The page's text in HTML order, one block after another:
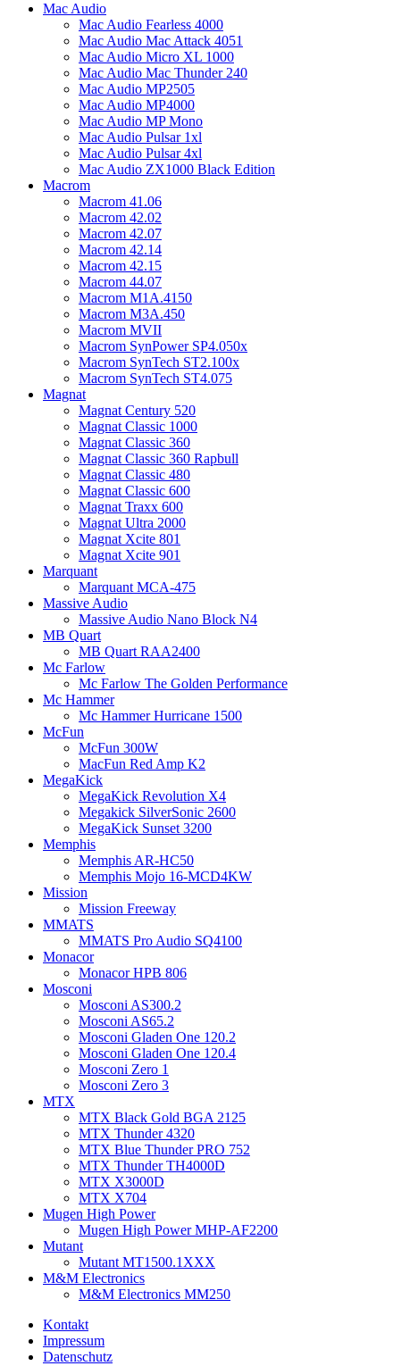
Mac Audio
Mac Audio Fearless 4000
Mac Audio Mac Attack 4051
Mac Audio Micro XL 1000
Mac Audio Mac Thunder 240
Mac Audio MP2505
Mac Audio MP4000
Mac Audio MP Mono
Mac Audio Pulsar 1xl
Mac Audio Pulsar 4xl
Mac Audio ZX1000 Black Edition
Macrom
Macrom 41.06
Macrom 42.02
Macrom 42.07
Macrom 42.14
Macrom 42.15
Macrom 44.07
Macrom M1A.4150
Macrom M3A.450
Macrom MVII
Macrom SynPower SP4.050x
Macrom SynTech ST2.100x
Macrom SynTech ST4.075
Magnat
Magnat Century 520
Magnat Classic 1000
Magnat Classic 360
Magnat Classic 360 Rapbull
Magnat Classic 480
Magnat Classic 600
Magnat Traxx 600
Magnat Ultra 2000
Magnat Xcite 801
Magnat Xcite 901
Marquant
Marquant MCA-475
Massive Audio
Massive Audio Nano Block N4
MB Quart
MB Quart RAA2400
Mc Farlow
Mc Farlow The Golden Performance
Mc Hammer
Mc Hammer Hurricane 1500
McFun
McFun 300W
MacFun Red Amp K2
MegaKick
MegaKick Revolution X4
Megakick SilverSonic 2600
MegaKick Sunset 3200
Memphis
Memphis AR-HC50
Memphis Mojo 16-MCD4KW
Mission
Mission Freeway
MMATS
MMATS Pro Audio SQ4100
Monacor
Monacor HPB 806
Mosconi
Mosconi AS300.2
Mosconi AS65.2
Mosconi Gladen One 120.2
Mosconi Gladen One 120.4
Mosconi Zero 1
Mosconi Zero 3
MTX
MTX Black Gold BGA 2125
MTX Thunder 4320
MTX Blue Thunder PRO 752
MTX Thunder TH4000D
MTX X3000D
MTX X704
Mugen High Power
Mugen High Power MHP-AF2200
Mutant
Mutant MT1500.1XXX
M&M Electronics
M&M Electronics MM250
Kontakt
Impressum
Datenschutz